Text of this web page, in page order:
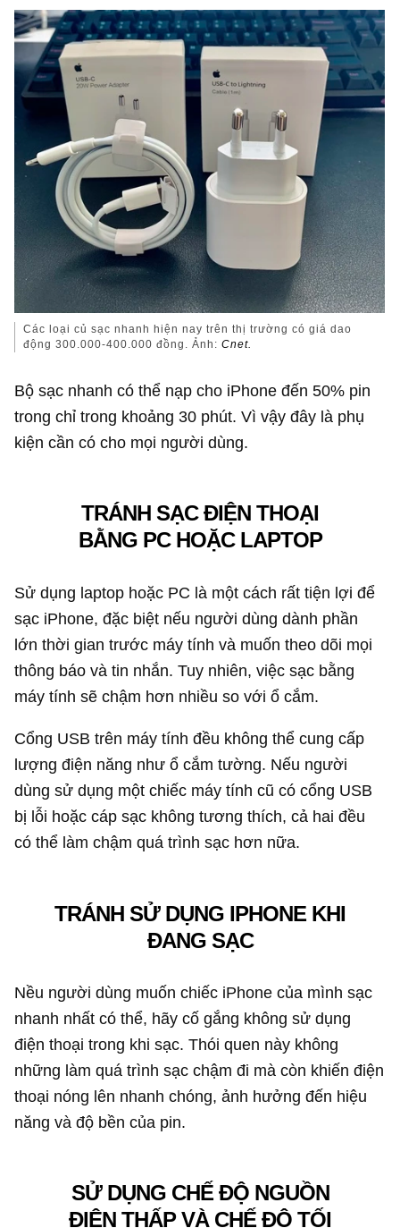
Các loại củ sạc nhanh hiện nay trên thị trường có giá dao
động 300.000-400.000 đồng. Ảnh:Cnet.
Bộ sạc nhanh có thể nạp cho iPhone đến 50% pin
trong chỉ trong khoảng 30 phút. Vì vậy đây là phụ
kiện cần có cho mọi người dùng.
TRÁNH SẠC ĐIỆN THOẠI
BẰNG PC HOẶC LAPTOP
Sử dụng laptop hoặc PC là một cách rất tiện lợi để
sạc iPhone, đặc biệt nếu người dùng dành phần
lớn thời gian trước máy tính và muốn theo dõi mọi
thông báo và tin nhắn. Tuy nhiên, việc sạc bằng
máy tính sẽ chậm hơn nhiều so với ổ cắm.
Cổng USB trên máy tính đều không thể cung cấp
lượng điện năng như ổ cắm tường. Nếu người
dùng sử dụng một chiếc máy tính cũ có cổng USB
bị lỗi hoặc cáp sạc không tương thích, cả hai đều
có thể làm chậm quá trình sạc hơn nữa.
TRÁNH SỬ DỤNG IPHONE KHI
ĐANG SẠC
Nều người dùng muốn chiếc iPhone của mình sạc
nhanh nhất có thể, hãy cố gắng không sử dụng
điện thoại trong khi sạc. Thói quen này không
những làm quá trình sạc chậm đi mà còn khiến điện
thoại nóng lên nhanh chóng, ảnh hưởng đến hiệu
năng và độ bền của pin.
SỬ DỤNG CHẾ ĐỘ NGUỒN
ĐIỆN THẤP VÀ CHẾ ĐỘ TỐI